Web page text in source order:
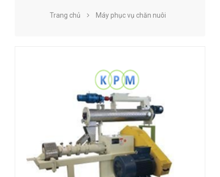
Trang chủ Máy phục vụ chăn nuôi